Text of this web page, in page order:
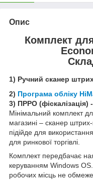
Опис
Комплект для
1) Ручний сканер
2) Програма обліку
3) ПРРО (фіскалізація)
Мінімальний комплект
магазині – сканер
підійде для
для ринкової торгівлі.
Комплект передбачає
керуванням Windows OS.
робочих місць не